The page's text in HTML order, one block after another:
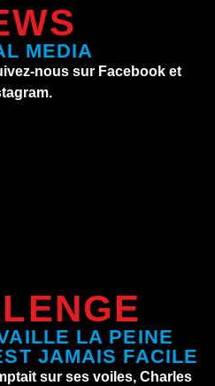
MEDIA
nous sur Facebook et
LA PEINE
JAMAIS FACILE
sur ses voiles, Charles